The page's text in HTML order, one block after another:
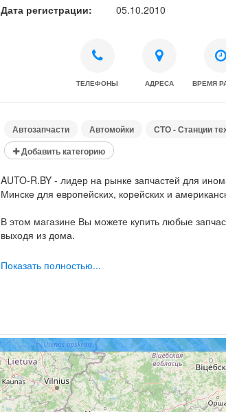
Дата регистрации:
05.10.2010
ТЕЛЕФОНЫ АДРЕСА ВРЕМЯ
Автозапчасти Автомойки
СТО - Станции
Добавить категорию
AUTO-R.BY - лидер на рынке запчастей для
Минске для европейских, корейских и
В этом магазине Вы можете купить любые
выходя из дома.
Приобрести автозапчасти в интернет-магазине
Показать полностью...